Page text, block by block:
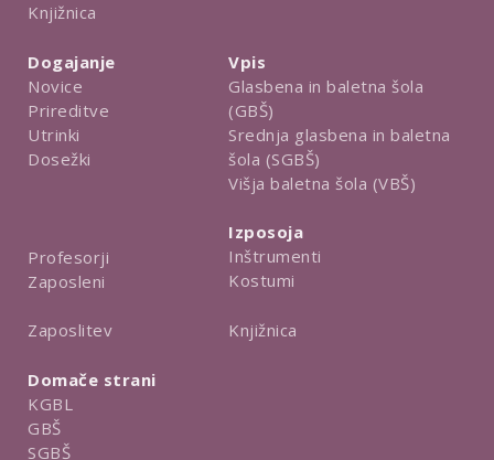
Knjižnica
Dogajanje
Novice
Prireditve
Utrinki
Dosežki
Profesorji
Zaposleni
Zaposlitev
Vpis
Glasbena in baletna šola
(GBŠ)
Srednja glasbena in baletna
šola (SGBŠ)
Višja baletna šola (VBŠ)
Izposoja
Inštrumenti
Kostumi
Knjižnica
Domače strani
KGBL
GBŠ
SGBŠ